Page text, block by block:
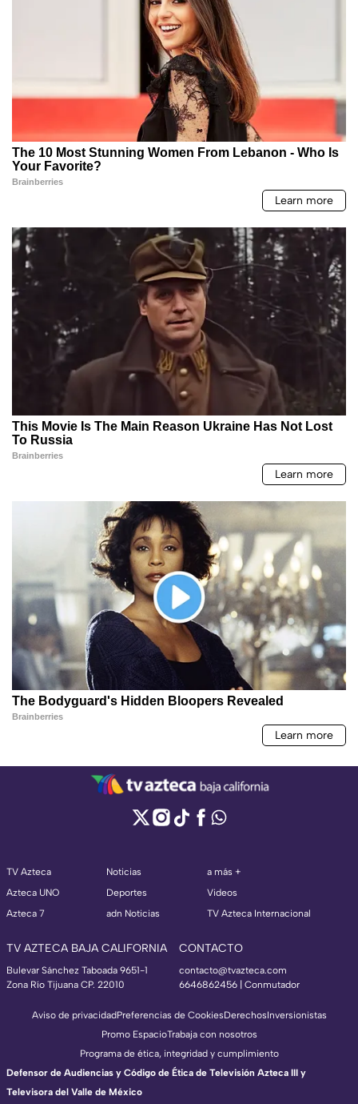
TV Azteca
Azteca UNO
Azteca 7
Noticias
Deportes
adn Noticias
a más +
Videos
TV Azteca Internacional
TV AZTECA BAJA CALIFORNIA
Bulevar Sánchez Taboada 9651-1
Zona Río Tijuana CP. 22010
CONTACTO
contacto@tvazteca.com
6646862456 | Conmutador
Aviso de privacidadPreferencias de CookiesDerechosInversionistas
Promo EspacioTrabaja con nosotros
Programa de ética, integridad y cumplimiento
Defensor de Audiencias y Código de Ética de Televisión Azteca III y
Televisora del Valle de México